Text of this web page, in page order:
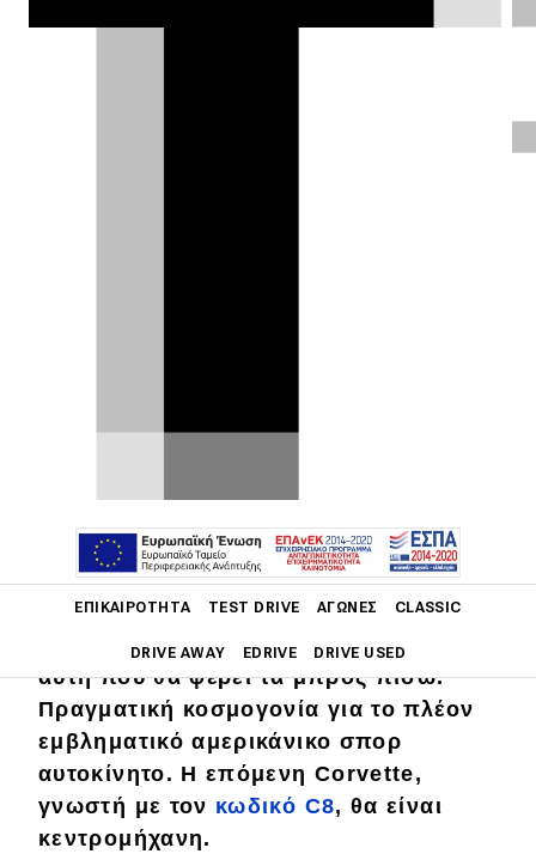
ΕΠΙΚΑΙΡΌΤΗΤΑ TEST DRIVE ΑΓΏΝΕΣ CLASSIC
DRIVE AWAY EDRIVE DRIVE USED
Main navigation
Επικαιρότητα
Νέα μοντέλα
Πρωτότυπα
Είναι ίσως το χειρότερα φυλαγμένο
μυστικό του Detroit: Η μεγαλύτερη
αλλαγή στην ιστορία της Corvette,
αυτή που θα φέρει τα μπρος πίσω.
Πραγματική κοσμογονία για το πλέον
εμβληματικό αμερικάνικο σπορ
αυτοκίνητο. Η επόμενη Corvette,
γνωστή με τον κωδικό C8, θα είναι
κεντρομήχανη.